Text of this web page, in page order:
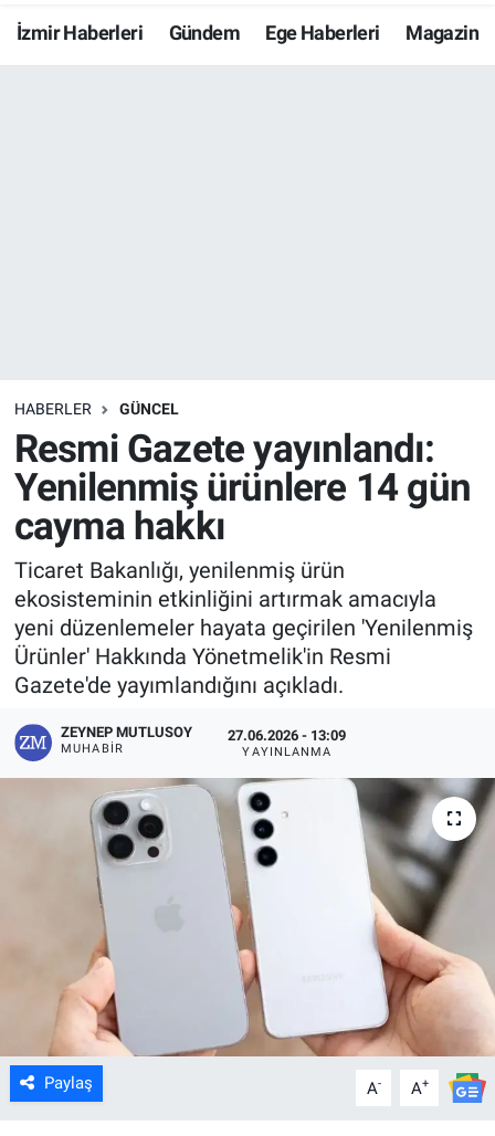
İzmir Haberleri Gündem Ege Haberleri Magazin
HABERLER GÜNCEL
Resmi Gazete yayınlandı:
Yenilenmiş ürünlere 14 gün
cayma hakkı
Ticaret Bakanlığı, yenilenmiş ürün
ekosisteminin etkinliğini artırmak amacıyla
yeni düzenlemeler hayata geçirilen 'Yenilenmiş
Ürünler' Hakkında Yönetmelik'in Resmi
Gazete'de yayımlandığını açıkladı.
ZEYNEP MUTLUSOY
MUHABIR
27.06.2026 - 13:09
YAYINLANMA
Paylaş A- A+
Resmi İlanlar